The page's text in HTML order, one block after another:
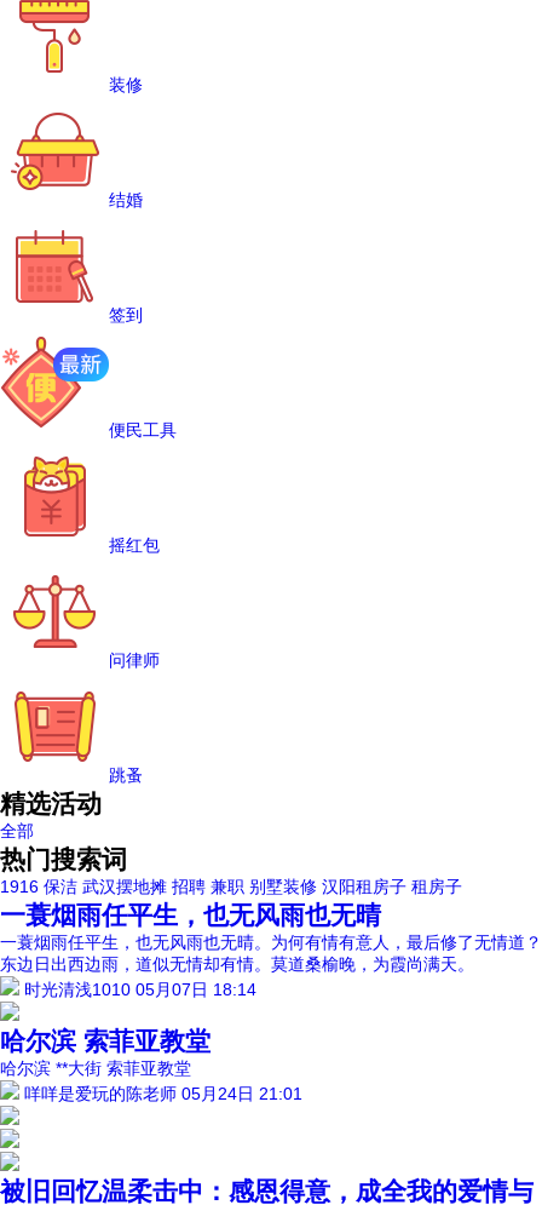
装修
结婚
签到
便民工具
摇红包
问律师
跳蚤
精选活动
全部
热门搜索词
1916 保洁 武汉摆地摊 招聘 兼职 别墅装修 汉阳租房子 租房子
一蓑烟雨任平生，也无风雨也无晴
一蓑烟雨任平生，也无风雨也无晴。为何有情有意人，最后修了无情道？
东边日出西边雨，道似无情却有情。莫道桑榆晚，为霞尚满天。
时光清浅1010 05月07日 18:14
哈尔滨 索菲亚教堂
哈尔滨 **大街 索菲亚教堂
咩咩是爱玩的陈老师 05月24日 21:01
被旧回忆温柔击中：感恩得意，成全我的爱情与